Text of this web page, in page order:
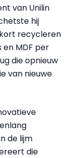
van Unilin
hij
recycleren
MDF per
die opnieuw
van nieuwe
de lijm
die